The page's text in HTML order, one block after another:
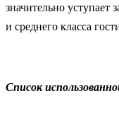
значительно
и среднего класса
Список